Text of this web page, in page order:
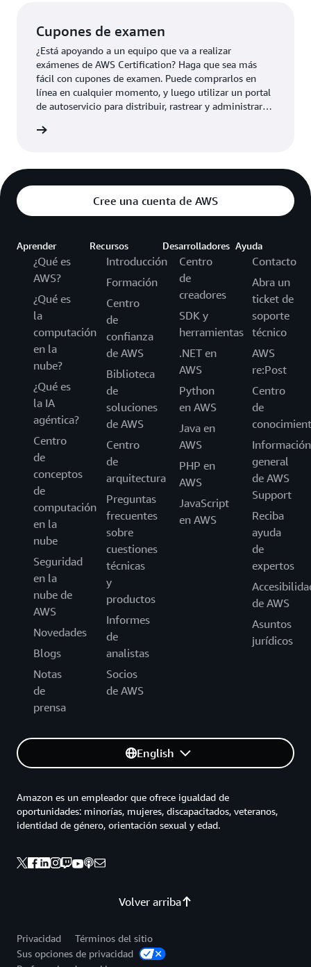
Cupones de examen
¿Está apoyando a un equipo que va a realizar
exámenes de AWS Certification? Haga que sea más
fácil con cupones de examen. Puede comprarlos en
línea en cualquier momento, y luego utilizar un portal
de autoservicio para distribuir, rastrear y administrar
Cree una cuenta de AWS
Aprender
¿Qué es
AWS?
¿Qué es
la
computación
en la
nube?
¿Qué es
la IA
agéntica?
Centro
de
conceptos
de
computación
en la
nube
Seguridad
en la
nube de
AWS
Novedades
Blogs
Notas
de
prensa
Recursos
Introducción
Formación
Centro
de
confianza
de AWS
Biblioteca
de
soluciones
de AWS
Centro
de
arquitectura
Preguntas
frecuentes
sobre
cuestiones
técnicas
y
productos
Informes
de
analistas
Socios
de AWS
Desarrolladores
Centro
de
creadores
SDK y
herramientas
.NET en
AWS
Python
en AWS
Java en
AWS
PHP en
AWS
JavaScript
en AWS
Ayuda
Contacto
Abra un
ticket de
soporte
técnico
AWS
re:Post
Centro
de
Información
general
de AWS
Support
Reciba
ayuda
de
expertos
de AWS
Asuntos
jurídicos
English
Volver arriba
Amazon es un empleador que ofrece igualdad de
oportunidades: minorías, mujeres, discapacitados, veteranos,
identidad de género, orientación sexual y edad.
Privacidad
Términos del sitio
Sus opciones de privacidad